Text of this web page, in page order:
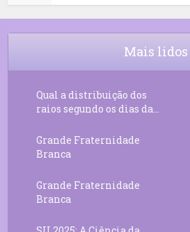
9
Rosário da Criança
10 Decreto 50.03 – Diante da
Mais lidos
Qual a distribuição dos
raios segundo os dias da...
Grande Fraternidade
Branca
Grande Fraternidade
Branca